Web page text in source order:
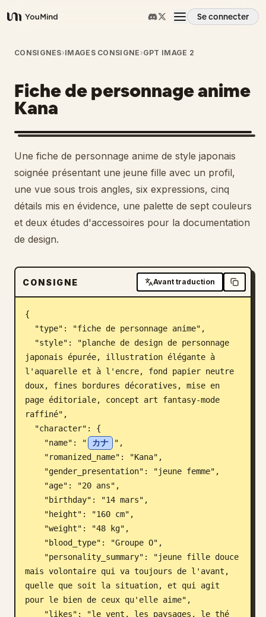
YouMind
Se connecter
Aperçu
Cas d'usage
Compétences
Invites
Tarifs
Télécharger
Blog
Mises à jour
CONSIGNES›IMAGES CONSIGNE ›GPT IMAGE 2
Fiche de personnage anime
Kana
Une fiche de personnage anime de style japonais
soignée présentant une jeune fille avec un profil,
une vue sous trois angles, six expressions, cinq
détails mis en évidence, une palette de sept couleurs
et deux études d'accessoires pour la documentation
de design.
CONSIGNE Avant traduction
{
japonais épurée, illustration élégante à
l'aquarelle et à l'encre, fond papier neutre
doux, fines bordures décoratives, mise en
page éditoriale, concept art fantasy-mode
raffiné",
    "name": "
カナ
",
mais volontaire qui va toujours de l'avant,
quelle que soit la situation, et qui agit
pour le bien de ceux qu'elle aime",